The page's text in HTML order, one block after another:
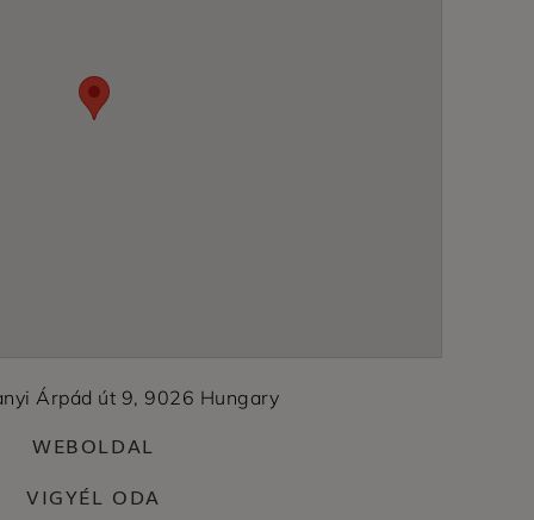
Árpád út 9, 9026 Hungary
WEBOLDAL
VIGYÉL ODA